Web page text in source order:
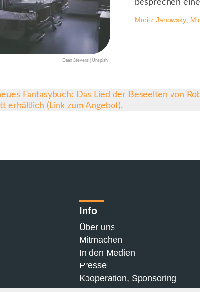
Daan Stevens | Unsplah
besprechen
Moritz Janowsky
Info
Über uns
Mitmachen
In den Medien
Presse
Kooperation, Sponsoring